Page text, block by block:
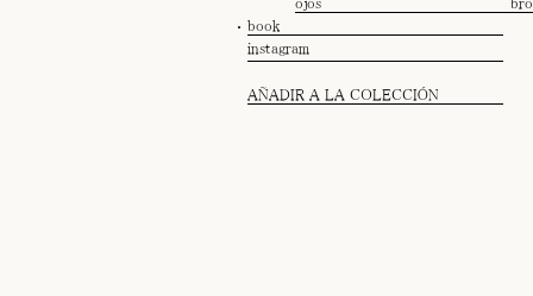
book
instagram
AÑADIR A LA COLECCIÓN